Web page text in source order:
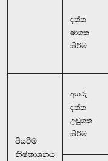
දත්ත
බාගත
කිරීම
පියවීම්
නිෂ්කාශනය
අගරු
දත්ත
උඩුගත
කිරීම